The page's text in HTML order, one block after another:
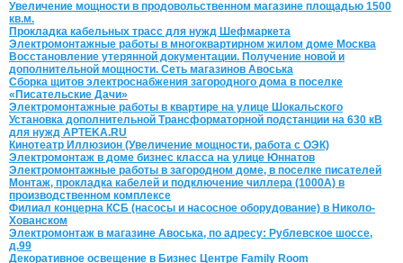
Увеличение мощности в продовольственном магазине площадью 1500
кв.м.
Прокладка кабельных трасс для нужд Шефмаркета
Электромонтажные работы в многоквартирном жилом доме Москва
Восстановление утерянной документации. Получение новой и
дополнительной мощности. Сеть магазинов Авоська
Сборка щитов электроснабжения загородного дома в поселке
«Писательские Дачи»
Электромонтажные работы в квартире на улице Шокальского
Установка дополнительной Трансформаторной подстанции на 630 кВ
для нужд APTEKA.RU
Кинотеатр Иллюзион (Увеличение мощности, работа с ОЭК)
Электромонтаж в доме бизнес класса на улице Юннатов
Электромонтажные работы в загородном доме, в поселке писателей
Монтаж, прокладка кабелей и подключение чиллера (1000А) в
производственном комплексе
Филиал концерна КСБ (насосы и насосное оборудование) в Николо-
Хованском
Электромонтаж в магазине Авоська, по адресу: Рублевское шоссе,
д.99
Декоративное освещение в Бизнес Центре Family Room